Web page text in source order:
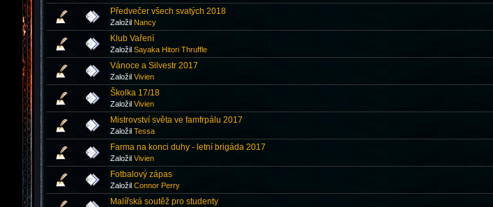
Předvečer všech svatých 2018
Založil Nancy
Klub Vaření
Založil Sayaka Hitori Thruffle
Vánoce a Silvestr 2017
Založil Vivien
Školka 17/18
Založil Vivien
Mistrovství světa ve famfrpálu 2017
Založil Tessa
Farma na konci duhy - letní brigáda 2017
Založil Vivien
Fotbalový zápas
Založil Connor Perry
Malířská soutěž pro studenty